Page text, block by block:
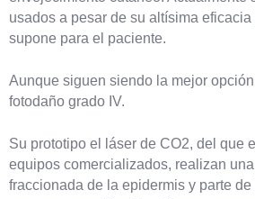
usados a pesar de su altísima eficacia
supone para el paciente.
Aunque siguen siendo la mejor
fotodaño grado IV.
Su prototipo el láser de CO2, del que
equipos comercializados, realizan
fraccionada de la epidermis y parte